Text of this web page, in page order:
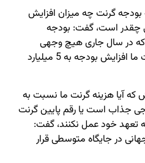
گرنت چه میزان افزایش
چقدر است، گفت: بودجه
است که در سال جاری هیچ وجهی
اختصاص پیدا نکرد،‌ درخواست ما افزایش بودجه به 5 میلیارد
که آیا هزینه گرنت ما نسبت به
جذاب است یا رقم پایین گرنت
تعهد خود عمل نکنند،‌ گفت:
در جایگاه متوسطی قرار